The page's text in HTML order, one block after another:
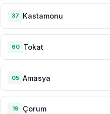
37 Kastamonu
60 Tokat
05 Amasya
19 Çorum